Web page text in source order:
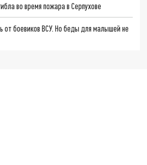
во время пожара в Серпухове
от боевиков ВСУ. Но беды для малышей не